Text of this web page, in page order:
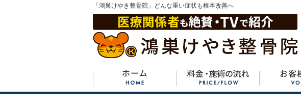
「鴻巣けやき整骨院」どんな重い症状も根本改善へ